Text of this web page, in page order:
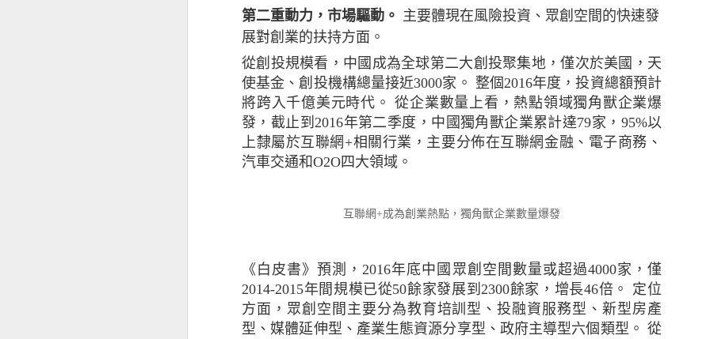
第二重動力，市場驅動。 主要體現在風險投資、眾創空間的快速發
展對創業的扶持方面。
從創投規模看，中國成為全球第二大創投聚集地，僅次於美國，天
使基金、創投機構總量接近3000家。 整個2016年度，投資總額預計
將跨入千億美元時代。
從企業數量上看，熱點領域獨角獸企業爆
發，截止到2016年第二季度，中國獨角獸企業累計達79家，95%以
上隸屬於互聯網+相關行業，主要分佈在互聯網金融、電子商務、
汽車交通和O2O四大領域。
互聯網+成為創業熱點，獨角獸企業數量爆發
《白皮書》預測，2016年底中國眾創空間數量或超過4000家，僅
2014-2015年間規模已從50餘家發展到2300餘家，增長46倍。
定位
方面，眾創空間主要分為教育培訓型、投融資服務型、新型房產
型、媒體延伸型、產業生態資源分享型、政府主導型六個類型。 從
中小企正重新考慮增加海外業務
擁有海外業務的本港中小企比例為 29%，較2021年的37%有所下降。然而
接近半數（47%）中小企仍計劃在未來一至兩年擴大海外業務，再次反映
取新客戶方面的擔憂。雖然中小企擁有進取的拓展計劃，但他們對跨國保
37% ，較2021年的43%為低。其中，大型中小企以及已經國際化並有意進
小企對跨國保險的認識最多。至於只有本地業務的受訪中小企中，14%
場，當中72%會考慮購買跨國保險。
昆士蘭保險北亞地區行政總裁及亞洲區區域分銷主管于蕾表示：「雖然部
能出現負面因素，但他們似乎對明年持審慎樂觀態度，並希望在本港和海
等，企業要在不同市場妥善處理和安排保險並非易事。然而，他們對成本
其忽視保險作為風險管理工具的價值。」
只有少數中小企有就其關注的業務風險購買相關保險